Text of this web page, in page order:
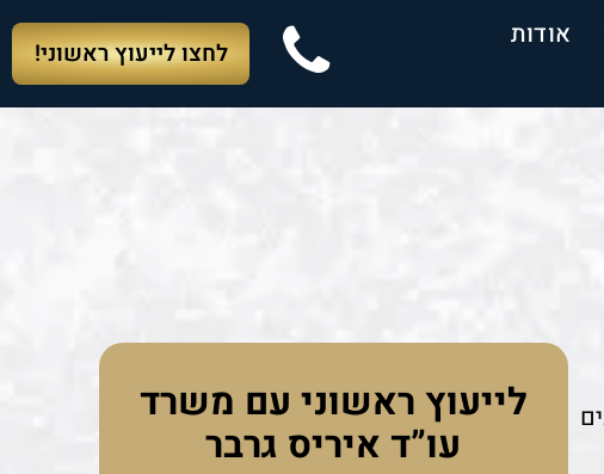
אודות
לחצו לייעוץ ראשוני!
לייעוץ ראשוני עם משרד
עו”ד איריס גרבר